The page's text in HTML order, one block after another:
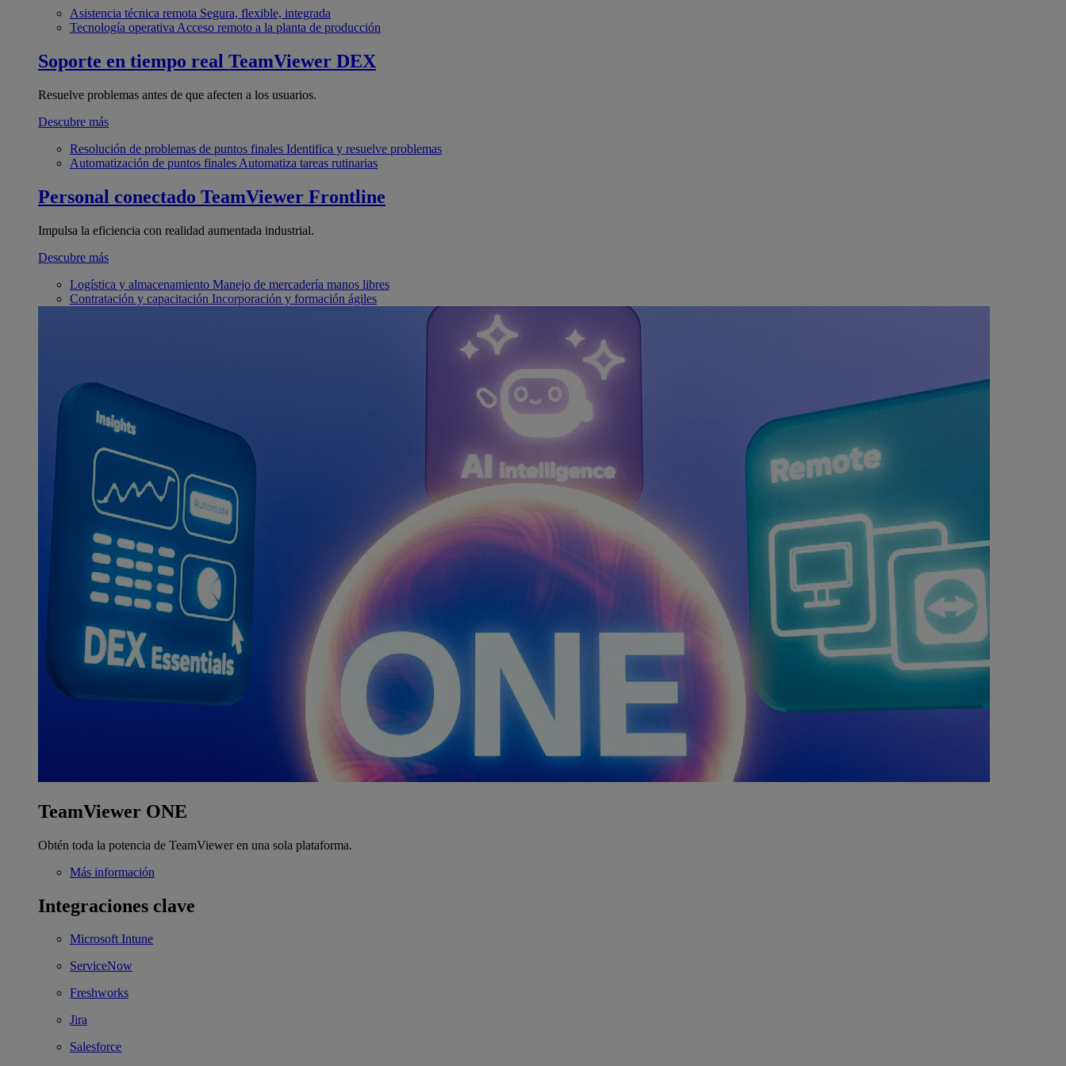
Asistencia técnica remota Segura, flexible, integrada
Tecnología operativa Acceso remoto a la planta de producción
Soporte en tiempo real TeamViewer DEX
Resuelve problemas antes de que afecten a los usuarios.
Descubre más
Resolución de problemas de puntos finales Identifica y resuelve problemas
Automatización de puntos finales Automatiza tareas rutinarias
Personal conectado TeamViewer Frontline
Impulsa la eficiencia con realidad aumentada industrial.
Descubre más
Logística y almacenamiento Manejo de mercadería manos libres
Contratación y capacitación Incorporación y formación ágiles
TeamViewer ONE
Obtén toda la potencia de TeamViewer en una sola plataforma.
Más información
Integraciones clave
Microsoft Intune
ServiceNow
Freshworks
Jira
Salesforce